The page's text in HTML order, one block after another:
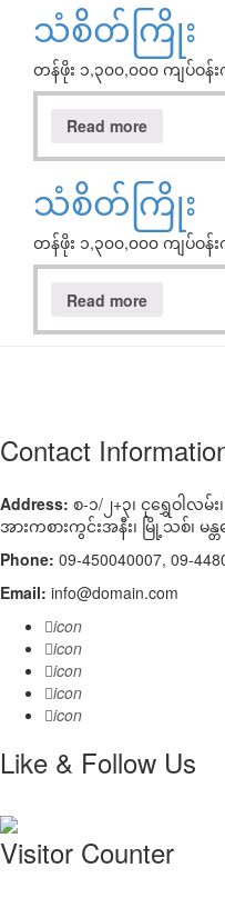
သံစိတ်ကြိုး
တန်ဖိုး ၁,၃၀၀,၀၀၀ ကျပ်ဝန်
Read more
သံစိတ်ကြိုး
တန်ဖိုး ၁,၃၀၀,၀၀၀ ကျပ်ဝန်
Read more
Contact
Address: စ-၁/၂+၃၊ ငုရွှေဝါလမ်
အားကစားကွင်းအနီး၊ မြို့သစ်၊ မန္
Phone: 09-450040007, 09-
Email: info@domain.com
icon
icon
icon
icon
icon
Like & Follow Us
Visitor Counter